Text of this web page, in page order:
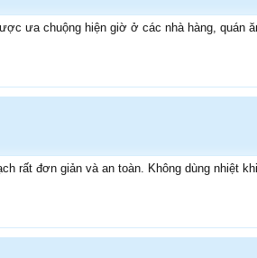
ưa chuộng hiện giờ ở các nhà hàng, quán
rất đơn giản và an toàn. Không dùng nhiệt